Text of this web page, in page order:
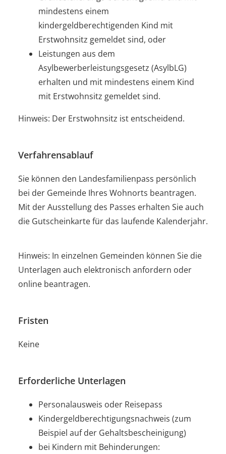
mindestens einem
kindergeldberechtigenden Kind mit
Erstwohnsitz gemeldet sind, oder
Leistungen aus dem
Asylbewerberleistungsgesetz (AsylbLG)
erhalten und mit mindestens einem Kind
mit Erstwohnsitz gemeldet sind.
Hinweis: Der Erstwohnsitz ist entscheidend.
Verfahrensablauf
Sie können den Landesfamilienpass persönlich
bei der Gemeinde Ihres Wohnorts beantragen.
Mit der Ausstellung des Passes erhalten Sie auch
die Gutscheinkarte für das laufende Kalenderjahr.
Hinweis: In einzelnen Gemeinden können Sie die
Unterlagen auch elektronisch anfordern oder
online beantragen.
Fristen
Keine
Erforderliche Unterlagen
Personalausweis oder Reisepass
Kindergeldberechtigungsnachweis (zum
Beispiel auf der Gehaltsbescheinigung)
bei Kindern mit Behinderungen: